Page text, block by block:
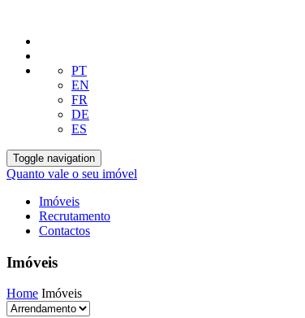
PT
EN
FR
DE
ES
Toggle navigation
Quanto vale o seu imóvel
Imóveis
Recrutamento
Contactos
Imóveis
Home Imóveis